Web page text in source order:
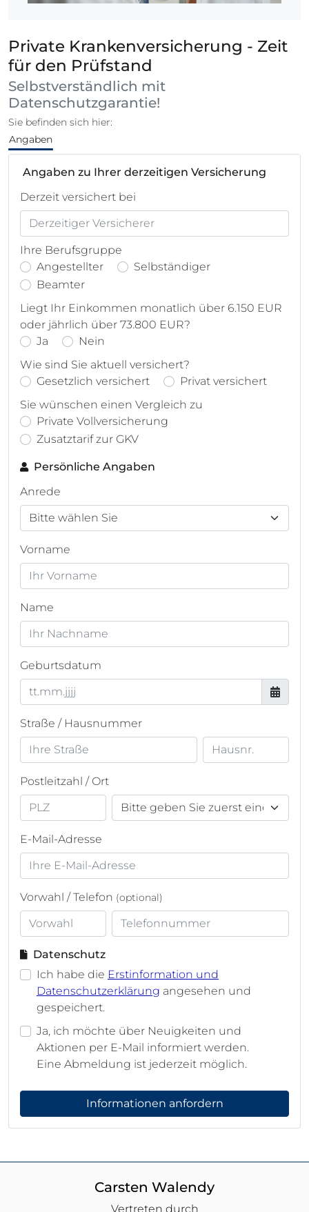
Private Krankenversicherung - Zeit
für den Prüfstand
Selbstverständlich mit
Datenschutzgarantie!
Sie befinden sich hier:
Angaben
Angaben zu Ihrer derzeitigen Versicherung
Derzeit versichert bei
Ihre Berufsgruppe
Angestellter
Selbständiger
Beamter
Liegt Ihr Einkommen monatlich über 6.150 EUR
oder jährlich über 73.800 EUR?
Ja
Nein
Wie sind Sie aktuell versichert?
Gesetzlich versichert
Privat versichert
Sie wünschen einen Vergleich zu
Private Vollversicherung
Zusatztarif zur GKV
Persönliche Angaben
Anrede
Vorname
Name
Geburtsdatum
Straße / Hausnummer
Postleitzahl / Ort
E-Mail-Adresse
Vorwahl / Telefon (optional)
Datenschutz
Ich habe die Erstinformation und
Datenschutzerklärung angesehen und
gespeichert.
Ja, ich möchte über Neuigkeiten und
Aktionen per E-Mail informiert werden.
Eine Abmeldung ist jederzeit möglich.
Informationen anfordern
Carsten Walendy
Vertreten durch